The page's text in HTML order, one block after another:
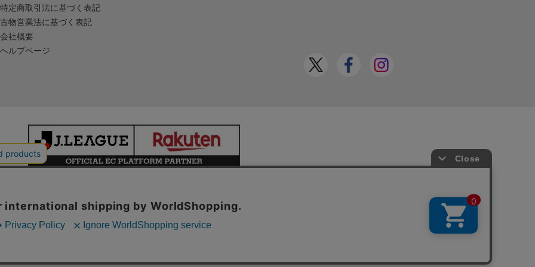
特定商取引法に基づく表記
古物営業法に基づく表記
会社概要
ヘルプページ
本サイトで使用している文章・画像等の無断での複製・転載を禁止します。
© JAPAN PROFESSIONAL FOOTBALL LEAGUE Rakuten Group, Inc.
ALL RIGHTS RESERVED.